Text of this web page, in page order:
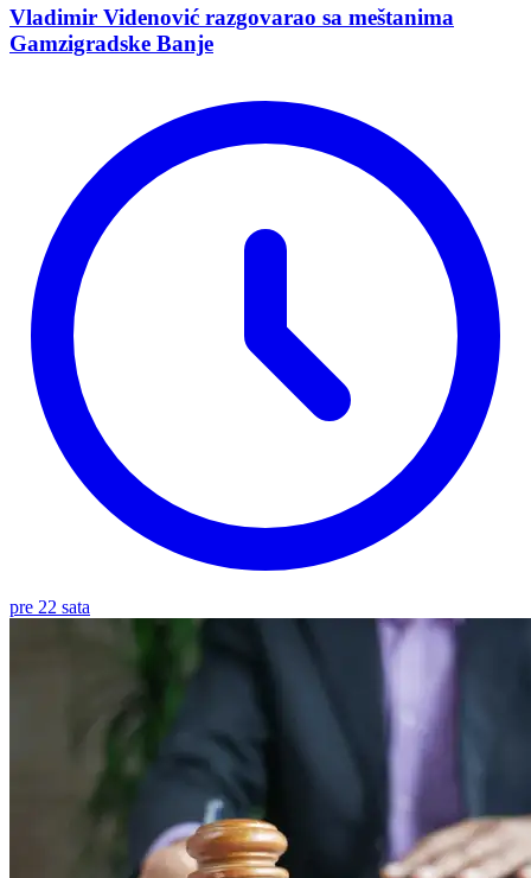
Vladimir Vidеnović razgovarao sa mеštanima
Gamzigradskе Banjе
pre 22 sata